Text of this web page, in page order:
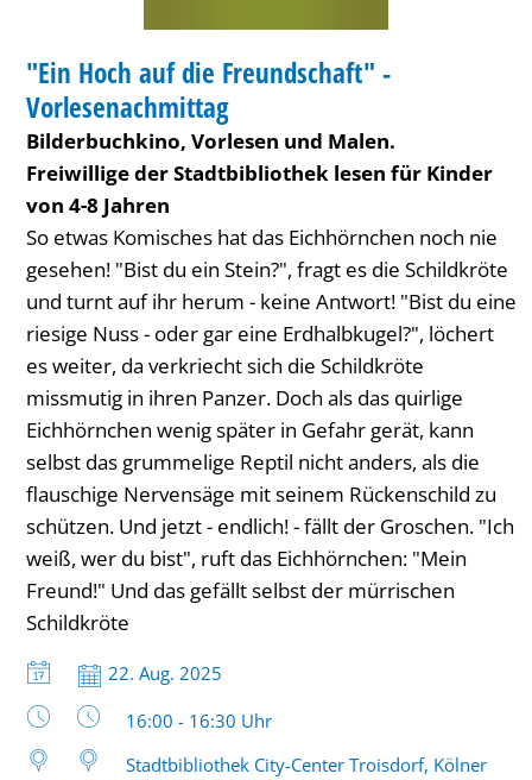
Vorlesenachmittag
KATEGORIE: BIBLIOTHEK
"Ein Hoch auf die Freundschaft" -
Vorlesenachmittag
Bilderbuchkino, Vorlesen und Malen.
Freiwillige der Stadtbibliothek lesen für Kinder
von 4-8 Jahren
So etwas Komisches hat das Eichhörnchen noch nie
gesehen! "Bist du ein Stein?", fragt es die Schildkröte
und turnt auf ihr herum - keine Antwort! "Bist du eine
riesige Nuss - oder gar eine Erdhalbkugel?", löchert
es weiter, da verkriecht sich die Schildkröte
missmutig in ihren Panzer. Doch als das quirlige
Eichhörnchen wenig später in Gefahr gerät, kann
selbst das grummelige Reptil nicht anders, als die
flauschige Nervensäge mit seinem Rückenschild zu
schützen. Und jetzt - endlich! - fällt der Groschen. "Ich
weiß, wer du bist", ruft das Eichhörnchen: "Mein
Freund!" Und das gefällt selbst der mürrischen
Schildkröte
Datum:
22. Aug. 2025
Uhrzeit:
16:00 - 16:30 Uhr
Stadtbibliothek City-Center Troisdorf, Kölner